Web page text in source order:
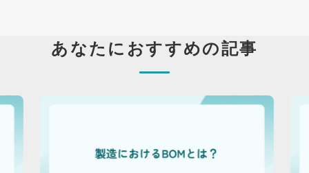
あなたにおすすめの記事